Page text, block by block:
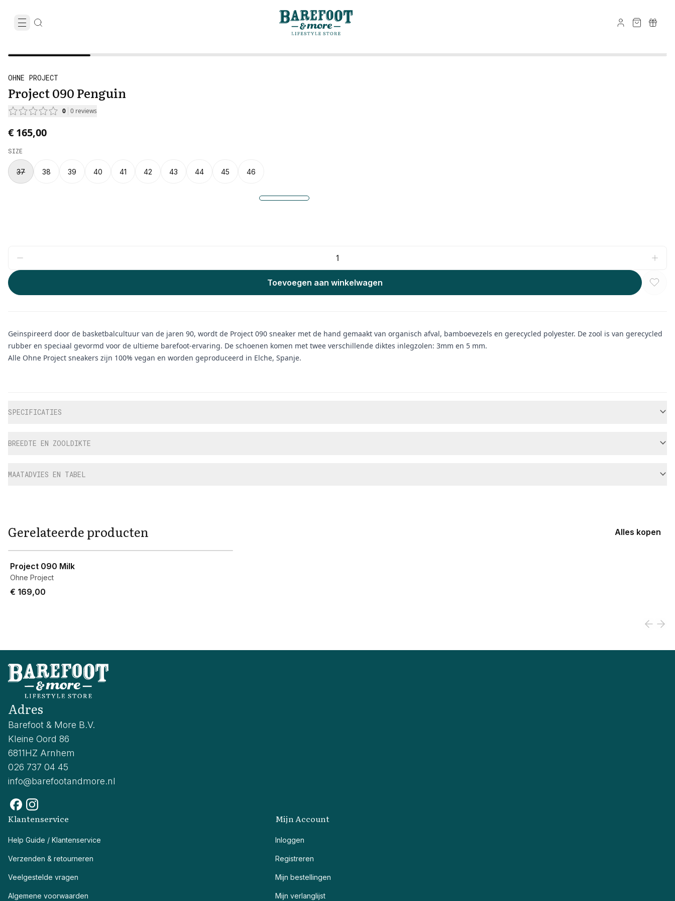
OHNE PROJECT
Project 090 Penguin
0 0 reviews
€ 165,00
SIZE
37 38 39 40 41 42 43 44 45 46
Toevoegen aan winkelwagen
Geïnspireerd door de basketbalcultuur van de jaren 90, wordt de Project 090 sneaker met de hand gemaakt van organisch afval, bamboevezels en gerecycled polyester. De zool is van gerecycled
rubber en speciaal gevormd voor de ultieme barefoot-ervaring. De schoenen komen met twee verschillende diktes inlegzolen: 3mm en 5 mm.
Alle Ohne Project sneakers zijn 100% vegan en worden geproduceerd in Elche, Spanje.
SPECIFICATIES
BREEDTE EN ZOOLDIKTE
MAATADVIES EN TABEL
Gerelateerde producten Alles kopen
Project 090 Milk
Ohne Project
€ 169,00
Adres
Barefoot & More B.V.
Kleine Oord 86
6811HZ Arnhem
026 737 04 45
info@barefootandmore.nl
Klantenservice
Help Guide / Klantenservice
Verzenden & retourneren
Veelgestelde vragen
Algemene voorwaarden
Mijn Account
Inloggen
Registreren
Mijn bestellingen
Mijn verlanglijst